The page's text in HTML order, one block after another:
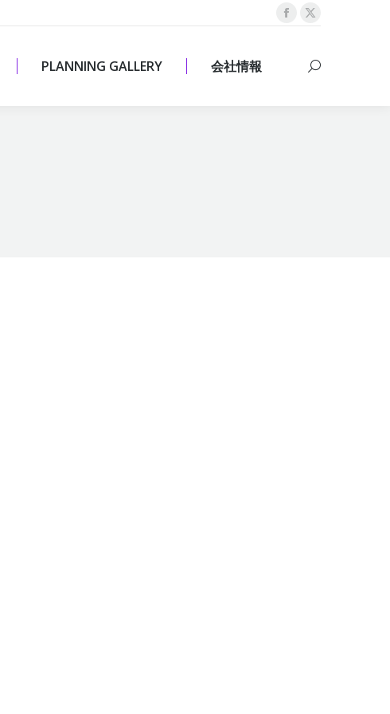
Facebook
opens
X
opens
PLANNING GALLERY 会社情報 Search:
PLANNING GALLERY 会社情報 Search: